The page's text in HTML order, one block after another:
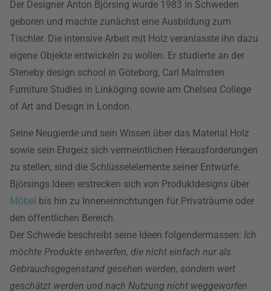
Der Designer Anton Björsing wurde 1983 in Schweden
geboren und machte zunächst eine Ausbildung zum
Tischler. Die intensive Arbeit mit Holz veranlasste ihn dazu
eigene Objekte entwickeln zu wollen. Er studierte an der
Steneby design school in Göteborg, Carl Malmsten
Furniture Studies in Linköging sowie am Chelsea College
of Art and Design in London.
Seine Neugierde und sein Wissen über das Material Holz
sowie sein Ehrgeiz sich vermeintlichen Herausforderungen
zu stellen, sind die Schlüsselelemente seiner Entwürfe.
Björsings Ideen erstrecken sich von Produktdesigns über
Möbel bis hin zu Inneneinrichtungen für Privaträume oder
den öffentlichen Bereich.
Der Schwede beschreibt seine Ideen folgendermassen: Ich
möchte Produkte entwerfen, die nicht einfach nur als
Gebrauchsgegenstand gesehen werden, sondern wert
geschätzt werden und nach Nutzung nicht weggeworfen